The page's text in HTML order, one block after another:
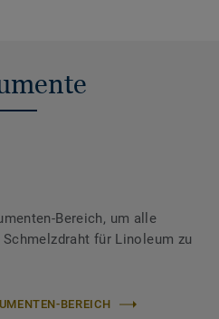
Bereich, um alle
für Linoleum zu
BEREICH